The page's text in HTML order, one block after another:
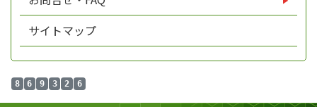
サイトマップ
8 6 9 3 2 6